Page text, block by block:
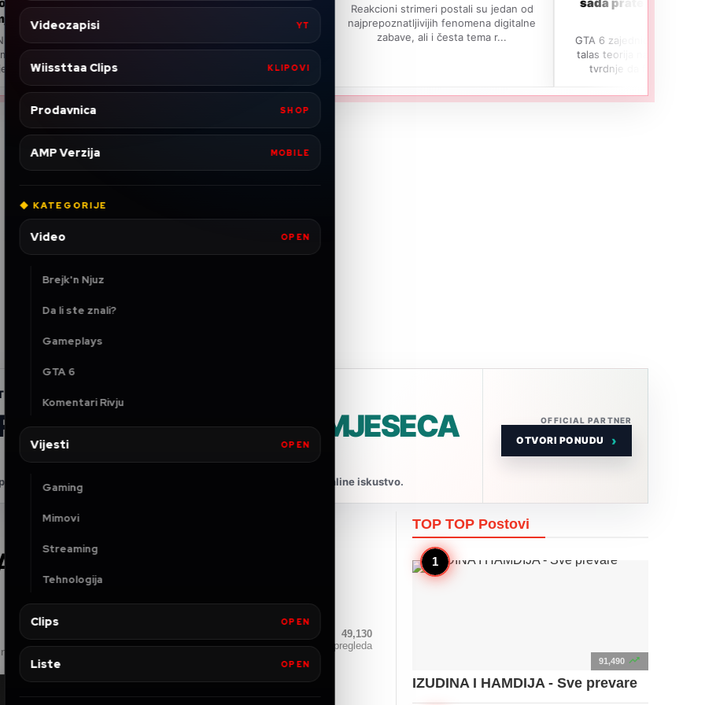
Videozapisi YT
Wiissttaa Clips KLIPOVI
Prodavnica SHOP
AMP Verzija MOBILE
◆ KATEGORIJE
Video OPEN
Brejk'n Njuz
Da li ste znali?
Gameplays
GTA 6
Komentari Rivju
Vijesti OPEN
Gaming
Mimovi
Streaming
Tehnologija
Clips OPEN
Liste OPEN
popularnom leakeru
jedan važan insajder tvrdi da je j...
Reakcioni strimeri postali su jedan od
najprepoznatljivijih fenomena digitalne
zabave, ali i česta tema r...
GTA 6 zajednica ponovo je pokrenula
talas teorija nakon što su se pojavile
tvrdnje da fanovi prate nivo k...
VPN PONUDA+ 4 MJESECA
GRATIS
za Wiissttaa zajednicu — privatnije, sigurnije i stabilnije online iskustvo.
OFFICIAL PARTNER
OTVORI PONUDU ›
PITU, ZARADI 15
49,130
pregleda
Royal Club
TOP TOP Postovi
91,490 
IZUDINA I HAMDIJA - Sve prevare